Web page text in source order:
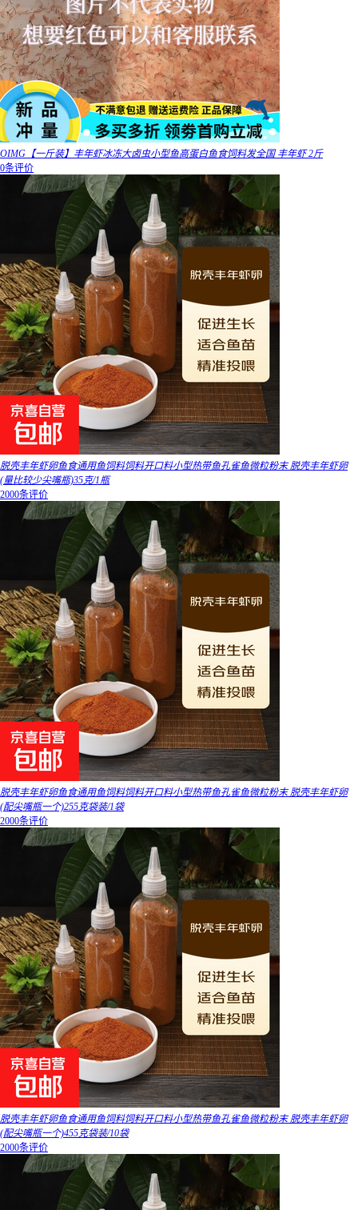
OIMG【一斤装】丰年虾冰冻大卤虫小型鱼高蛋白鱼食饲料发全国 丰年虾 2斤
0条评价
脱壳丰年虾卵鱼食通用鱼饲料饲料开口料小型热带鱼孔雀鱼微粒粉末 脱壳丰年虾卵
(量比较少尖嘴瓶)35克/1瓶
2000条评价
脱壳丰年虾卵鱼食通用鱼饲料饲料开口料小型热带鱼孔雀鱼微粒粉末 脱壳丰年虾卵
(配尖嘴瓶一个)255克袋装/1袋
2000条评价
脱壳丰年虾卵鱼食通用鱼饲料饲料开口料小型热带鱼孔雀鱼微粒粉末 脱壳丰年虾卵
(配尖嘴瓶一个)455克袋装/10袋
2000条评价